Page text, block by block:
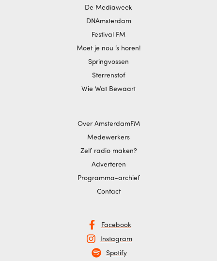
De Mediaweek
DNAmsterdam
Festival FM
Moet je nou ‘s horen!
Springvossen
Sterrenstof
Wie Wat Bewaart
Over AmsterdamFM
Medewerkers
Zelf radio maken?
Adverteren
Programma-archief
Contact
Facebook
Instagram
Spotify